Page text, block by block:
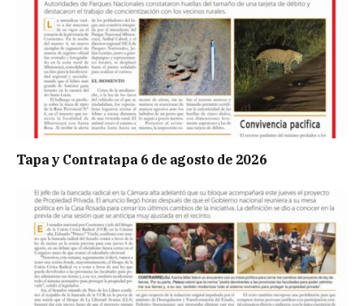
Tapa y Contratapa 6 de agosto de 2026